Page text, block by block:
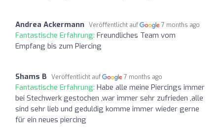
Andrea Ackermann Veröffentlicht auf 7 months ago
Fantastische Erfahrung: Freundliches Team vom
Empfang bis zum Piercing
Shams B Veröffentlicht auf 7 months ago
Fantastische Erfahrung: Habe alle meine Piercings immer
bei Stechwerk gestochen ,war immer sehr zufrieden ,alle
sind sehr lieb und geduldig komme immer wieder gerne
für ein neues piercing